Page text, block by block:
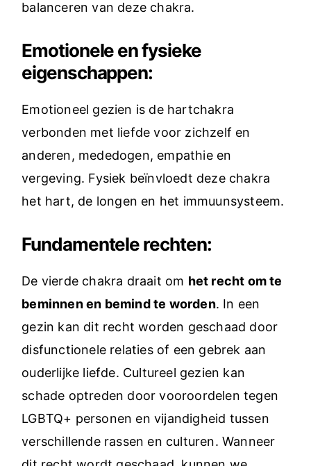
balanceren van deze chakra.
Emotionele en fysieke
eigenschappen:
Emotioneel gezien is de hartchakra
verbonden met liefde voor zichzelf en
anderen, mededogen, empathie en
vergeving. Fysiek beïnvloedt deze chakra
het hart, de longen en het immuunsysteem.
Fundamentele rechten:
De vierde chakra draait om het recht om te
beminnen en bemind te worden. In een
gezin kan dit recht worden geschaad door
disfunctionele relaties of een gebrek aan
ouderlijke liefde. Cultureel gezien kan
schade optreden door vooroordelen tegen
LGBTQ+ personen en vijandigheid tussen
verschillende rassen en culturen. Wanneer